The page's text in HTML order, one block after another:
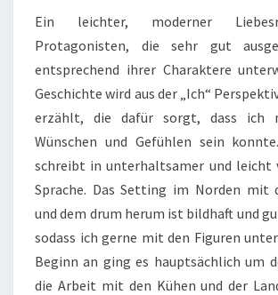
Ein leichter, moderner
Protagonisten, die sehr gut
entsprechend ihrer Charaktere
Geschichte wird aus der „Ich“
erzählt, die dafür sorgt, dass ich
Wünschen und Gefühlen sein
schreibt in unterhaltsamer und leicht
Sprache. Das Setting im Norden mit
und dem drum herum ist bildhaft und
sodass ich gerne mit den Figuren
Beginn an ging es hauptsächlich um
die Arbeit mit den Kühen und der